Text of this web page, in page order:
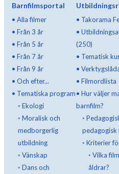
Barnfilmsportal
• Alla filmer
• Från 3 år
• Från 5 år
• Från 7 år
• Från 9 år
• Och efter...
• Tematiska program
◦ Ekologi
◦ Moralisk och
medborgerlig
utbildning
◦ Vänskap
◦ Dans och
• Takorama
•
(250)
• Tematisk
•
• Filmordlista
• Hur väljer
barnfilm?
◦
pedagogisk
◦ Kriterier
◦ Vilka
åldrar?